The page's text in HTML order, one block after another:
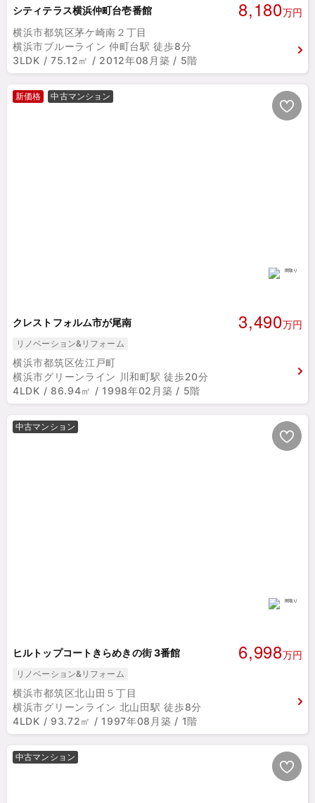
シティテラス横浜仲町台壱番館 8,180万円
横浜市都筑区茅ケ崎南２丁目
横浜市ブルーライン 仲町台駅 徒歩8分
3LDK / 75.12㎡ / 2012年08月築 / 5階
新価格 中古マンション
クレストフォルム市が尾南 3,490万円
リノベーション&リフォーム
横浜市都筑区佐江戸町
横浜市グリーンライン 川和町駅 徒歩20分
4LDK / 86.94㎡ / 1998年02月築 / 5階
中古マンション
ヒルトップコートきらめきの街 3番館 6,998万円
リノベーション&リフォーム
横浜市都筑区北山田５丁目
横浜市グリーンライン 北山田駅 徒歩8分
4LDK / 93.72㎡ / 1997年08月築 / 1階
中古マンション